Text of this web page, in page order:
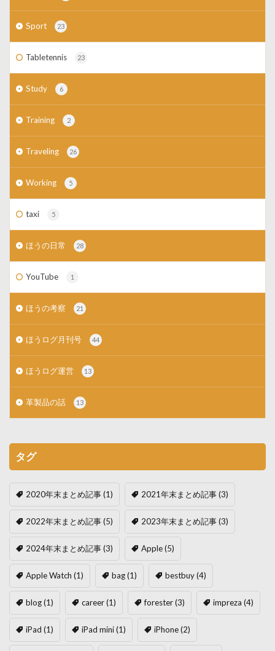
Sport 23
Tabletennis 23
Study 6
Training 2
Traveling 26
Working 5
taxi 5
ほうの日常 28
YouTube 1
ほうの考察 21
ほうログ月刊号 44
ほうログ運営 13
革製品の話 13
タグ
2020年末まとめ記事(1) 2021年末まとめ記事(3)
2022年末まとめ記事(5) 2023年末まとめ記事(3)
2024年末まとめ記事(3) Apple(5)
Apple Watch (1) bag(1) bestbuy(4)
blog(1) career(1) forester(3) impreza (4)
iPad (1) iPad mini(1) iPhone(2)